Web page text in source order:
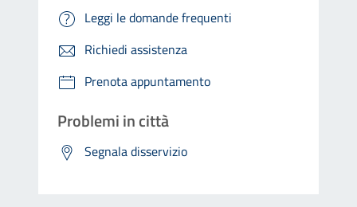
Leggi le domande frequenti
Richiedi assistenza
Prenota appuntamento
Problemi in città
Segnala disservizio